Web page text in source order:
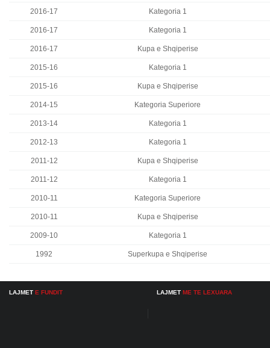
2016-17 Kategoria 1
2016-17 Kategoria 1
2016-17 Kupa e Shqiperise
2015-16 Kategoria 1
2015-16 Kupa e Shqiperise
2014-15 Kategoria Superiore
2013-14 Kategoria 1
2012-13 Kategoria 1
2011-12 Kupa e Shqiperise
2011-12 Kategoria 1
2010-11 Kategoria Superiore
2010-11 Kupa e Shqiperise
2009-10 Kategoria 1
1992 Superkupa e Shqiperise
LAJMET E FUNDIT LAJMET ME TE LEXUARA